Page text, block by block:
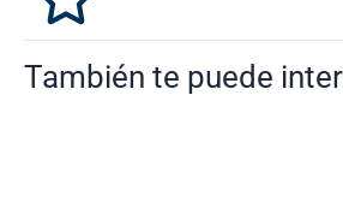
También te puede